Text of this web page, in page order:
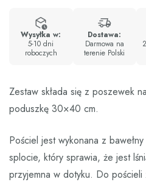
Wysyłka w:
5-10 dni
roboczych
Dostawa:
Darmowa na
terenie Polski
Zestaw składa się z poszewek
poduszkę 30×40 cm.
Pościel jest wykonana z
splocie, który sprawia, że jest
przyjemna w dotyku. Do pościeli